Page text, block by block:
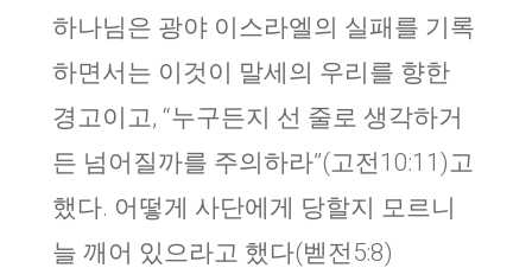
하나님은 광야 이스라엘의 실패를 기록
하면서는 이것이 말세의 우리를 향한
경고이고, “누구든지 선 줄로 생각하거
든 넘어질까를 주의하라”(고전10:11)고
했다. 어떻게 사단에게 당할지 모르니
늘 깨어 있으라고 했다(벧전5:8)